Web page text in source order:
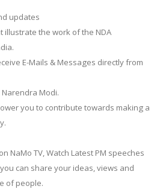
updates
illustrate the work of the NDA
E-Mails & Messages directly from
Narendra Modi.
you to contribute towards making a
NaMo TV, Watch Latest PM speeches
can share your ideas, views and
of people.